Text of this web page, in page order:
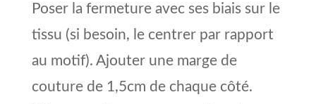
Poser la fermeture avec ses biais sur le
tissu (si besoin, le centrer par rapport
au motif). Ajouter une marge de
couture de 1,5cm de chaque côté.